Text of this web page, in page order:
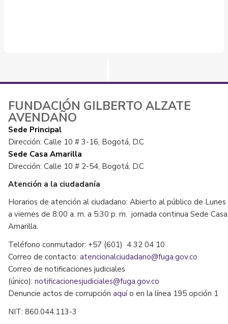
FUNDACIÓN GILBERTO ALZATE
AVENDAÑO
Sede Principal
Dirección: Calle 10 # 3-16, Bogotá, D.C
Sede Casa Amarilla
Dirección: Calle 10 # 2-54, Bogotá, D.C
Atención a la ciudadanía
Horarios de atención al ciudadano: Abierto al público de Lunes
a viernes de 8:00 a. m. a 5:30 p. m. jornada continua Sede Casa
Amarilla.
Teléfono conmutador: +57 (601) 4 32 04 10
Correo de contacto: atencionalciudadano@fuga.gov.co
Correo de notificaciones judiciales
(único): notificacionesjudiciales@fuga.gov.co
Denuncie actos de corrupción aquío en la línea 195 opción 1
NIT: 860.044.113-3